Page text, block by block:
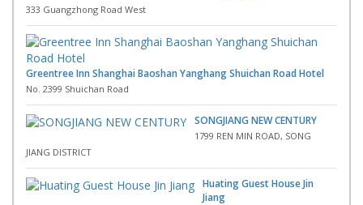
333 Guangzhong Road West
Greentree Inn Shanghai Baoshan Yanghang Shuichan Road Hotel
No. 2399 Shuichan Road
SONGJIANG NEW CENTURY
1799 REN MIN ROAD, SONG
JIANG DISTRICT
Huating Guest House Jin
Jiang